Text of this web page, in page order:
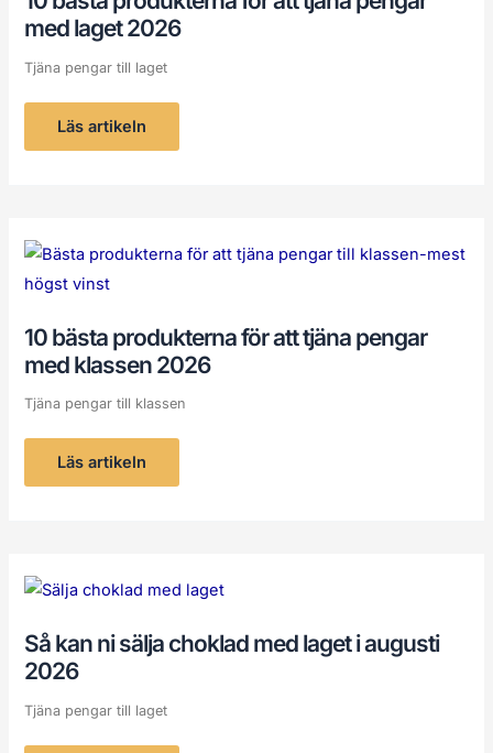
med laget 2026
Tjäna pengar till laget
med
laget
Läs artikeln
10 bästa produkterna för att tjäna pengar
med klassen 2026
Tjäna pengar till klassen
10
bästa
produkterna
för
tjäna
pengar
med
klassen
Läs artikeln
Så kan ni sälja choklad med laget i augusti
2026
Tjäna pengar till laget
Så
kan
choklad
med
laget
augusti
2026